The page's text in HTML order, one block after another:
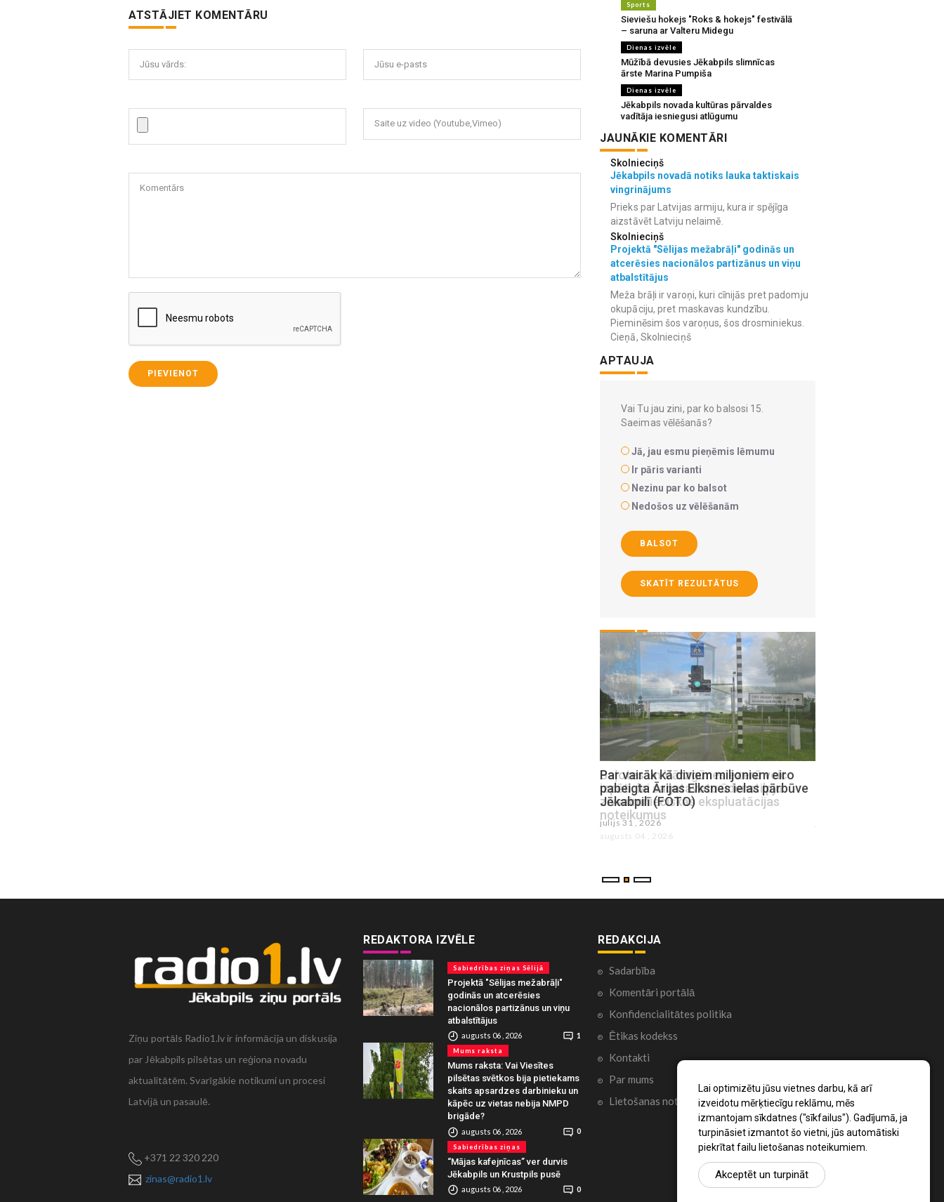
Lai optimizētu jūsu vietnes darbu, kā arī
izveidotu mērķtiecīgu reklāmu, mēs
izmantojam sīkdatnes ("sīkfailus"). Gadījumā, ja
turpināsiet izmantot šo vietni, jūs automātiski
piekrītat failu lietošanas noteikumiem.
Akceptēt un turpināt
ATSTĀJIET KOMENTĀRU
Jūsu vārds: Jūsu e-pasts
Saite uz video (Youtube,Vimeo)
Komentārs
PIEVIENOT
Sports
Sieviešu hokejs "Roks & hokejs" festivālā
– saruna ar Valteru Midegu
Dienas izvēle
Mūžībā devusies Jēkabpils slimnīcas
ārste Marina Pumpiša
Dienas izvēle
Jēkabpils novada kultūras pārvaldes
vadītāja iesniegusi atlūgumu
JAUNĀKIE KOMENTĀRI
Skolnieciņš
Jēkabpils novadā notiks lauka taktiskais
vingrinājums
Prieks par Latvijas armiju, kura ir spējīga
aizstāvēt Latviju nelaimē.
Skolnieciņš
Projektā "Sēlijas mežabrāļi" godinās un
atcerēsies nacionālos partizānus un viņu
atbalstītājus
Meža brāļi ir varoņi, kuri cīnijās pret padomju
okupāciju, pret maskavas kundzību.
Pieminēsim šos varoņus, šos drosminiekus.
Cieņā, Skolnieciņš
APTAUJA
Vai Tu jau zini, par ko balsosi 15.
Saeimas vēlēšanās?
Jā, jau esmu pieņēmis lēmumu
Ir pāris varianti
Nezinu par ko balsot
Nedošos uz vēlēšanām
BALSOT
SKATĪT REZULTĀTUS
Par vairāk kā diviem miljoniem eiro
pabeigta Ārijas Elksnes ielas pārbūve
Jēkabpilī (FOTO)
julijs 31 , 2026
Ziņu portāls Radio1.lv ir informācija un diskusija
par Jēkabpils pilsētas un reģiona novadu
aktualitātēm. Svarīgākie notikumi un procesi
Latvijā un pasaulē.
+371 22 320 220
zinas@radio1.lv
REDAKTORA IZVĒLE
Sabiedrības ziņas Sēlijā
Projektā "Sēlijas mežabrāļi"
godinās un atcerēsies
nacionālos partizānus un viņu
atbalstītājus
augusts 06 , 2026 1
Mums raksta
Mums raksta: Vai Viesītes
pilsētas svētkos bija pietiekams
skaits apsardzes darbinieku un
kāpēc uz vietas nebija NMPD
brigāde?
augusts 06 , 2026 0
Sabiedrības ziņas
“Mājas kafejnīcas” ver durvis
Jēkabpils un Krustpils pusē
augusts 06 , 2026 0
REDAKCIJA
Sadarbība
Komentāri portālā
Konfidencialitātes politika
Ētikas kodekss
Kontakti
Par mums
Lietošanas noteikumi